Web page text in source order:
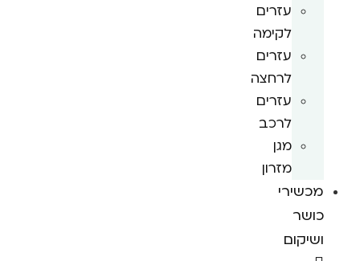
עזרים
לקימה
עזרים
לרחצה
עזרים
לרכב
מגן
מזרון
מכשירי
כושר
ושיקום